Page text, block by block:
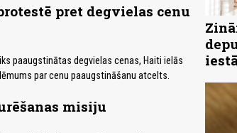
pret degvielas cenu
paaugstinātas degvielas cenas, Haiti ielās
par cenu paaugstināšanu atcelts.
misiju